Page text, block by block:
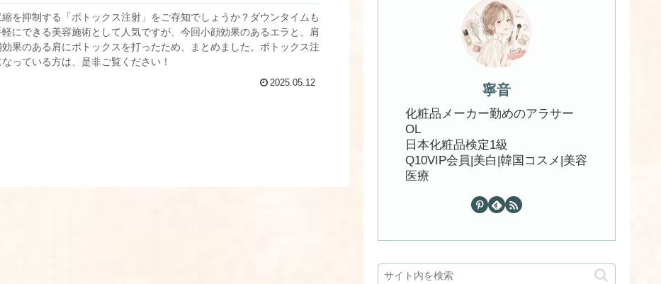
を抑制する「ボトックス注射」をご存知でしょうか？ダウンタイムも
軽にできる美容施術として人気ですが、今回小顔効果のあるエラと、肩
効果のある肩にボトックスを打ったため、まとめました。ボトックス注
っている方は、是非ご覧ください！
2025.05.12 寧音
化粧品メーカー勤めのアラサー
OL
日本化粧品検定1級
Q10VIP会員|美白|韓国コスメ|美容
医療